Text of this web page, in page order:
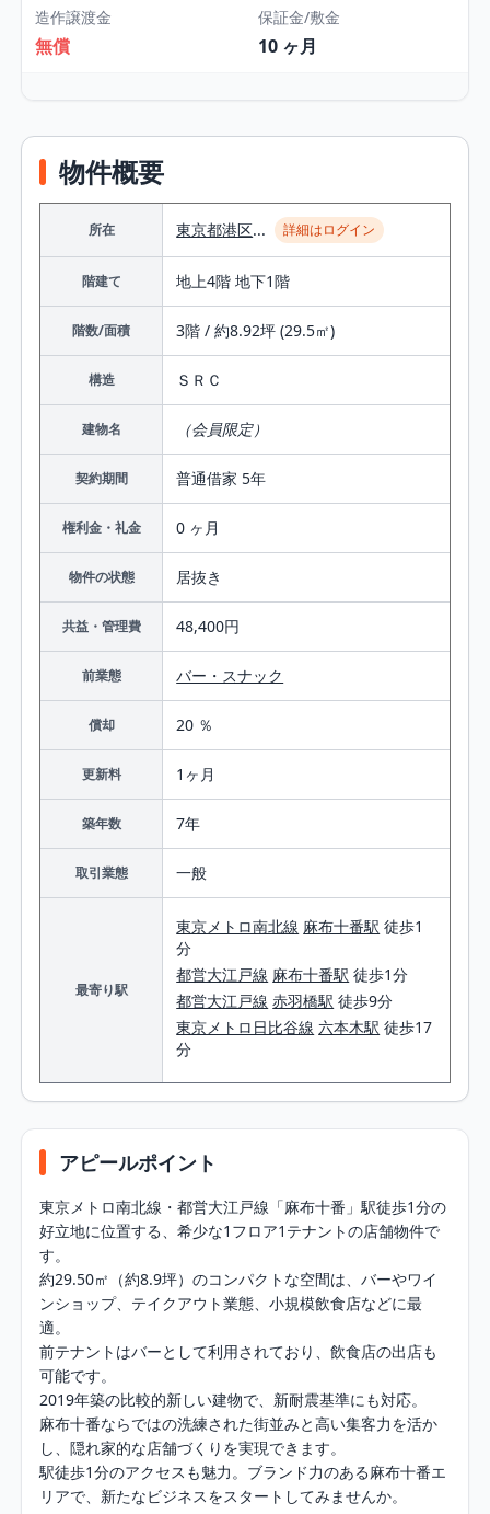
造作譲渡金
無償
保証金/敷金
10 ヶ月
物件概要
所在 東京都港区... 詳細はログイン
階建て 地上4階 地下1階
階数/面積 3階 / 約8.92坪 (29.5㎡)
構造 ＳＲＣ
建物名 （会員限定）
契約期間 普通借家 5年
権利金・礼金 0 ヶ月
物件の状態 居抜き
共益・管理費 48,400円
前業態 バー・スナック
償却 20 ％
更新料 1ヶ月
築年数 7年
取引業態 一般
最寄り駅
東京メトロ南北線 麻布十番駅 徒歩1
分
都営大江戸線 麻布十番駅 徒歩1分
都営大江戸線 赤羽橋駅 徒歩9分
東京メトロ日比谷線 六本木駅 徒歩17
分
アピールポイント
東京メトロ南北線・都営大江戸線「麻布十番」駅徒歩1分の
好立地に位置する、希少な1フロア1テナントの店舗物件で
す。
約29.50㎡（約8.9坪）のコンパクトな空間は、バーやワイ
ンショップ、テイクアウト業態、小規模飲食店などに最
適。
前テナントはバーとして利用されており、飲食店の出店も
可能です。
2019年築の比較的新しい建物で、新耐震基準にも対応。
麻布十番ならではの洗練された街並みと高い集客力を活か
し、隠れ家的な店舗づくりを実現できます。
駅徒歩1分のアクセスも魅力。ブランド力のある麻布十番エ
リアで、新たなビジネスをスタートしてみませんか。